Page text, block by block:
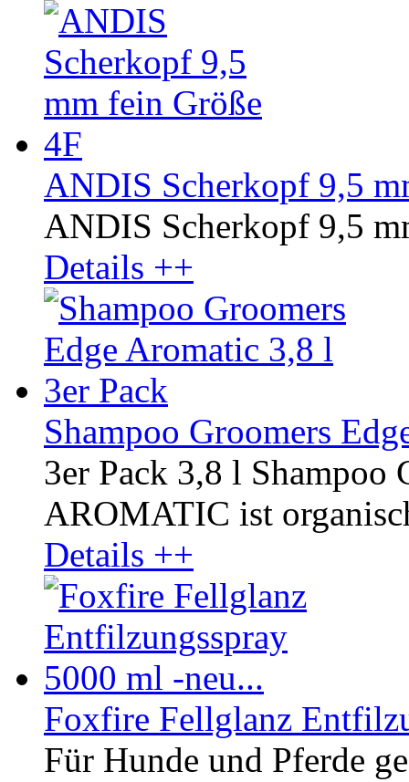
ANDIS Scherkopf 9,5
ANDIS Scherkopf 9,5
Details ++
Shampoo Groomers
3er Pack 3,8 l Shampoo
AROMATIC ist
Details ++
Foxfire Fellglanz
Für Hunde und Pferde